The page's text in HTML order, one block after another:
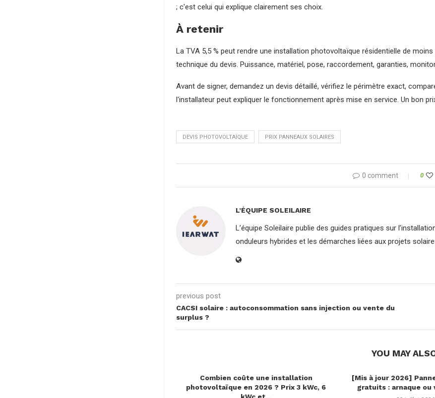
; c'est celui qui explique clairement ses choix.
À retenir
La TVA 5,5 % peut rendre une installation photovoltaïque résidentielle de
technique du devis. Puissance, matériel, pose, raccordement, garanties,
Avant de signer, demandez un devis détaillé, vérifiez le périmètre exact,
l'installateur peut expliquer le fonctionnement après mise en service. Un bon
DEVIS PHOTOVOLTAÏQUE PRIX PANNEAUX SOLAIRES
0 comment 0
L’ÉQUIPE SOLEILAIRE
L’équipe Soleilaire publie des guides pratiques sur
onduleurs hybrides et les démarches liées aux projets
previous post
CACSI solaire : autoconsommation sans injection ou vente du
surplus ?
YOU MAY
Combien coûte une installation
photovoltaïque en 2026 ? Prix 3 kWc, 6
[Mis à jour 2026]
gratuits : arnaque ou